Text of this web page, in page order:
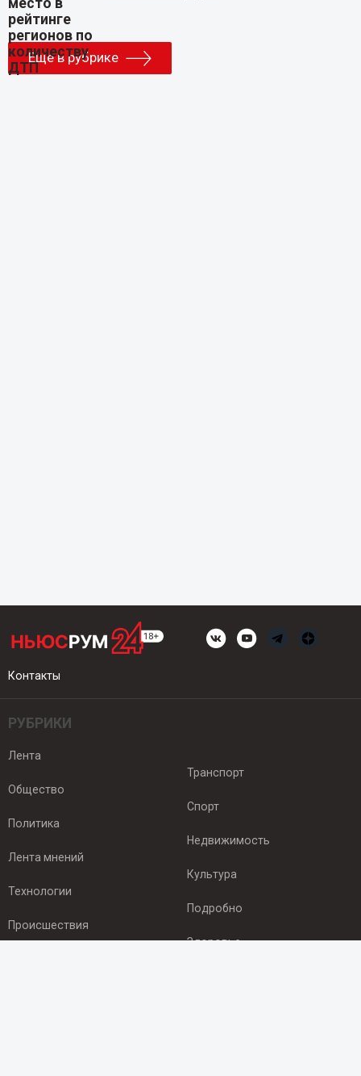
Еще в рубрике
Контакты
РУБРИКИ
Лента
Общество
Политика
Лента мнений
Технологии
Происшествия
Транспорт
Спорт
Недвижимость
Культура
Подробно
Здоровье